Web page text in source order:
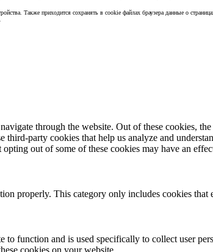
Также приходится сохранять в cookie файлах браузера данные о
through the website. Out of these cookies,
party cookies that help us analyze and
out of some of these cookies may have an
properly. This category only includes cookies
function and is used specifically to collect user
cookies on your website.